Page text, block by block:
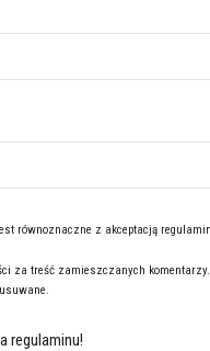
równoznaczne z akceptacją
za treść zamieszczanych
regulaminu!